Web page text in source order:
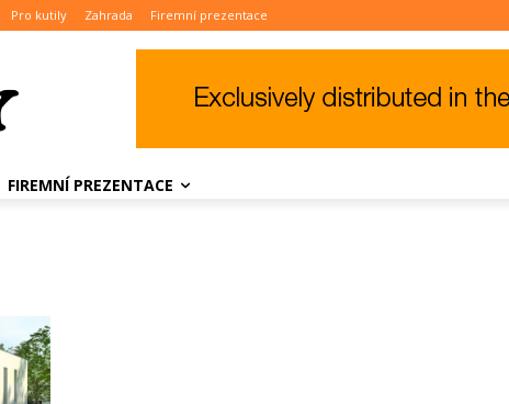
Pro kutily Zahrada Firemní prezentace
FIREMNÍ PREZENTACE